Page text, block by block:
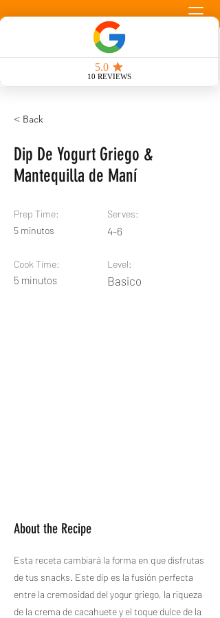
Llamada Gratuita
< Back
Dip De Yogurt Griego &
Mantequilla de Maní
Prep Time:
5 minutos
Cook Time:
5 minutos
Serves:
4-6
Level:
Basico
About the Recipe
Esta receta cambiará la forma en que disfrutas
de tus snacks. Este dip es la fusión perfecta
entre la cremosidad del yogur griego, la riqueza
de la crema de cacahuete y el toque dulce de la